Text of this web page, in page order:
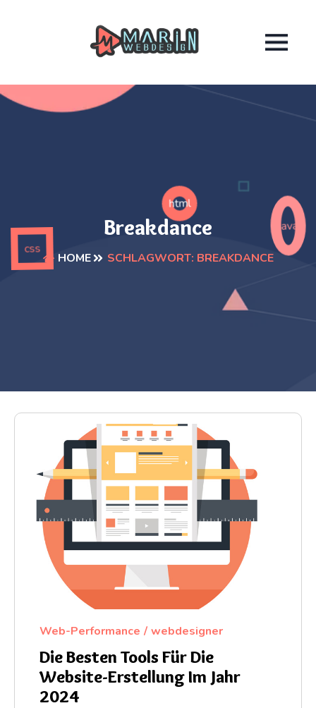
Breakdance
HOME SCHLAGWORT: BREAKDANCE
html
java
css
Die Besten Tools Für Die
Website-Erstellung Im Jahr
2024
Web-Performance webdesigner